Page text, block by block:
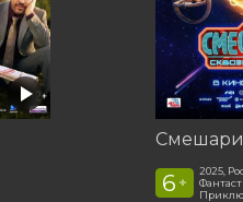
6 +
2025,